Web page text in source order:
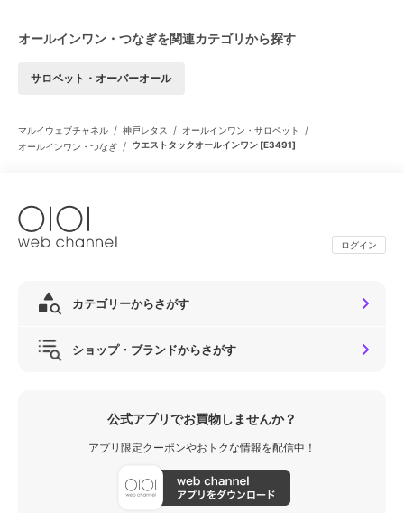
オールインワン・つなぎを関連カテゴリから探す
サロペット・オーバーオール
マルイウェブチャネル / 神戸レタス / オールインワン・サロペット /
オールインワン・つなぎ / ウエストタックオールインワン [E3491]
ログイン
カテゴリーからさがす
ショップ・ブランドからさがす
公式アプリでお買物しませんか？
アプリ限定クーポンやおトクな情報を配信中！